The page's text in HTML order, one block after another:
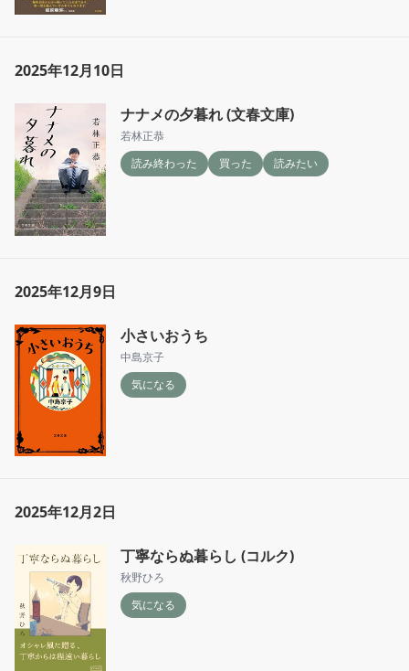
2025年12月10日
ナナメの夕暮れ (文春文庫)
若林正恭
読み終わった
買った 読みたい
2025年12月9日
小さいおうち
中島京子
気になる
2025年12月2日
丁寧ならぬ暮らし (コルク)
秋野ひろ
気になる